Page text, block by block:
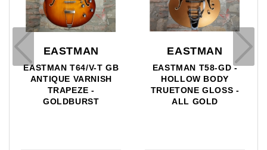
EASTMAN
EASTMAN T64/V-T GB
ANTIQUE VARNISH
TRAPEZE -
GOLDBURST
EASTMAN
EASTMAN T58-GD -
HOLLOW BODY
TRUETONE GLOSS -
ALL GOLD